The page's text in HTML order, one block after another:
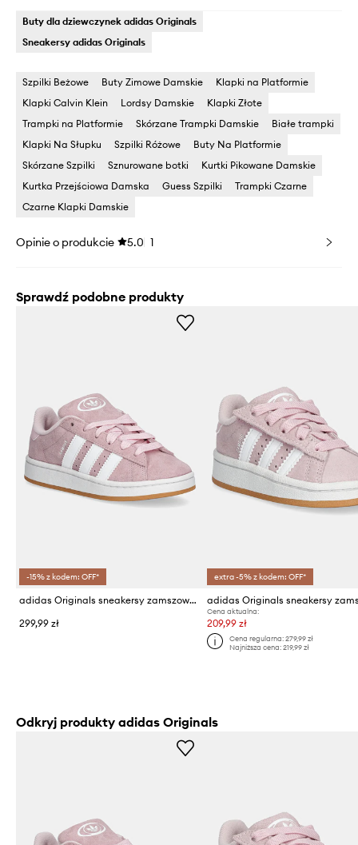
Buty dla dziewczynek adidas Originals
Sneakersy adidas Originals
Szpilki Beżowe Buty Zimowe Damskie
Klapki na Platformie
Klapki Calvin Klein
Lordsy Damskie
Klapki Złote
Trampki na Platformie
Skórzane Trampki Damskie
Białe trampki
Klapki Na Słupku
Szpilki Różowe
Buty Na Platformie
Skórzane Szpilki
Sznurowane botki
Kurtki Pikowane Damskie
Kurtka Przejściowa Damska
Guess Szpilki
Trampki Czarne
Czarne Klapki Damskie
Opinie o produkcie 5.0 1
Sprawdź podobne produkty
-15% z kodem: OFF*
adidas Originals sneakersy zamszowe dziecięce CAMPUS 00s
299,99 zł
extra -5% z kodem: OFF*
Cena aktualna:
209,99 zł
Cena regularna: 279,99 zł
Najniższa cena: 219,99 zł
Odkryj produkty adidas Originals